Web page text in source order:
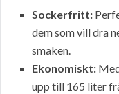
Sockerfritt:
dem som vill dra
smaken.
Ekonomiskt:
upp till 165 liter